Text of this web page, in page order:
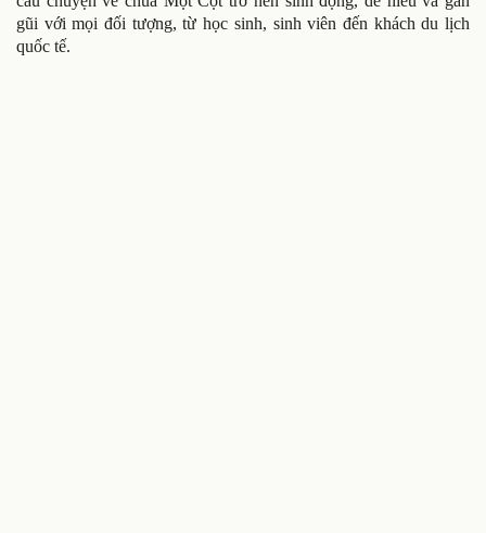
gũi với mọi đối tượng, từ học sinh, sinh viên đến khách du lịch
quốc tế.